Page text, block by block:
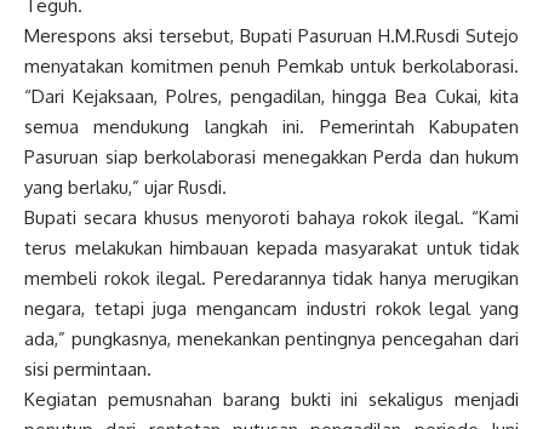
Teguh.
Merespons aksi tersebut, Bupati Pasuruan H.M.Rusdi Sutejo
menyatakan komitmen penuh Pemkab untuk berkolaborasi.
“Dari Kejaksaan, Polres, pengadilan, hingga Bea Cukai, kita
semua mendukung langkah ini. Pemerintah Kabupaten
Pasuruan siap berkolaborasi menegakkan Perda dan hukum
yang berlaku,” ujar Rusdi.
Bupati secara khusus menyoroti bahaya rokok ilegal. “Kami
terus melakukan himbauan kepada masyarakat untuk tidak
membeli rokok ilegal. Peredarannya tidak hanya merugikan
negara, tetapi juga mengancam industri rokok legal yang
ada,” pungkasnya, menekankan pentingnya pencegahan dari
sisi permintaan.
Kegiatan pemusnahan barang bukti ini sekaligus menjadi